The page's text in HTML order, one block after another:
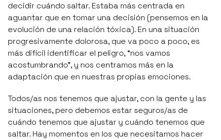
decidir cuándo saltar. Estaba más centrada en
aguantar que en tomar una decisión (pensemos en la
evolución de una relación tóxica). En una situación
progresivamente dolorosa, que va poco a poco, es
más difícil identificar el peligro, “nos vamos
acostumbrando”, y nos centramos más en la
adaptación que en nuestras propias emociones.
Todos/as nos tenemos que ajustar, con la gente y las
situaciones, pero debemos estar seguros/as de
cuándo tenemos que ajustar y cuándo tenemos que
saltar. Hay momentos en los que necesitamos hacer